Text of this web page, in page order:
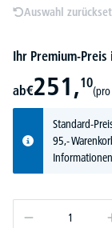
Auswahl
Ihr Premium-
ab€251,10
(pro
Standard-
95,-
Informationen